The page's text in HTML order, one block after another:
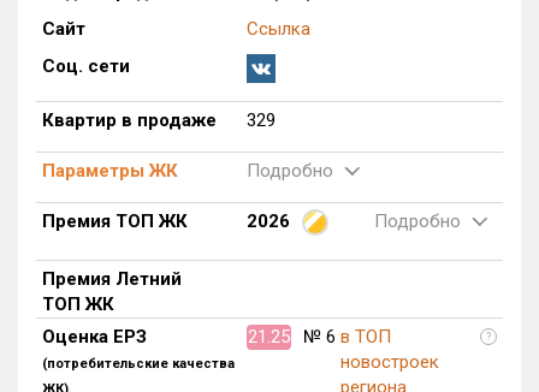
Квартир, апартаментов,
блоков в БД
Сайт
Ссылка
Соц. сети
Квартир в продаже 329
Параметры ЖК Подробно
Премия ТОП ЖК 2026 Подробно
Премия Летний
ТОП ЖК
Оценка ЕРЗ
(потребительские качества
ЖК)
21.25 № 6 в ТОП
новостроек
региона
?